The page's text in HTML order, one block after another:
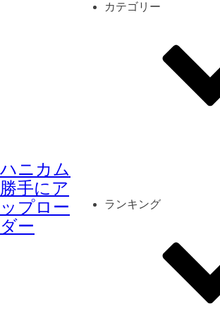
ハニカム
勝手にア
ップロー
ダー
カテゴリー
ランキング